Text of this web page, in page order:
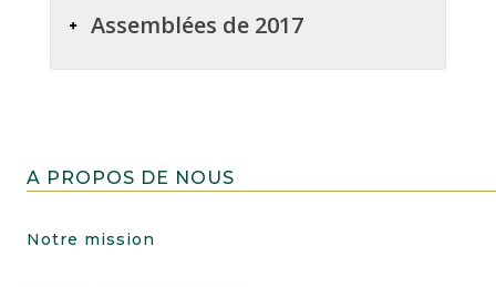
Assemblées de 2017
A PROPOS DE NOUS
Notre mission